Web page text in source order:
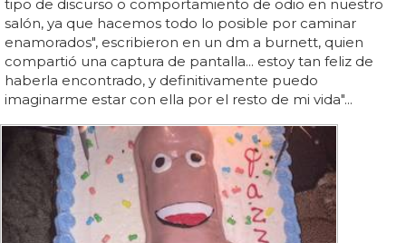
tipo de discurso o comportamiento de odio en nuestro
salón, ya que hacemos todo lo posible por caminar
enamorados", escribieron en un dm a burnett, quien
compartió una captura de pantalla... estoy tan feliz de
haberla encontrado, y definitivamente puedo
imaginarme estar con ella por el resto de mi vida"...